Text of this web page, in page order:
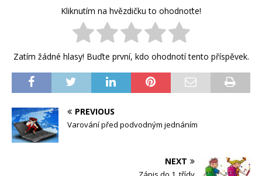
Kliknutím na hvězdičku to ohodnoťte!
Zatím žádné hlasy! Buďte první, kdo ohodnotí tento příspěvek.
PREVIOUS
Varování před podvodným jednáním
NEXT